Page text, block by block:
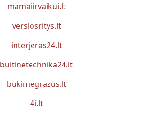
mamaiirvaikui.lt
verslosritys.lt
interjeras24.lt
buitinetechnika24.lt
bukimegrazus.lt
4i.lt